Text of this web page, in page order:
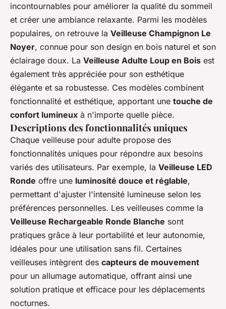
incontournables pour améliorer la qualité du sommeil
et créer une ambiance relaxante. Parmi les modèles
populaires, on retrouve la Veilleuse Champignon Le
Noyer, connue pour son design en bois naturel et son
éclairage doux. La Veilleuse Adulte Loup en Bois est
également très appréciée pour son esthétique
élégante et sa robustesse. Ces modèles combinent
fonctionnalité et esthétique, apportant une touche de
confort lumineux à n'importe quelle pièce.
Descriptions des fonctionnalités uniques
Chaque veilleuse pour adulte propose des
fonctionnalités uniques pour répondre aux besoins
variés des utilisateurs. Par exemple, la Veilleuse LED
Ronde offre une luminosité douce et réglable,
permettant d'ajuster l'intensité lumineuse selon les
préférences personnelles. Les veilleuses comme la
Veilleuse Rechargeable Ronde Blanche sont
pratiques grâce à leur portabilité et leur autonomie,
idéales pour une utilisation sans fil. Certaines
veilleuses intègrent des capteurs de mouvement
pour un allumage automatique, offrant ainsi une
solution pratique et efficace pour les déplacements
nocturnes.